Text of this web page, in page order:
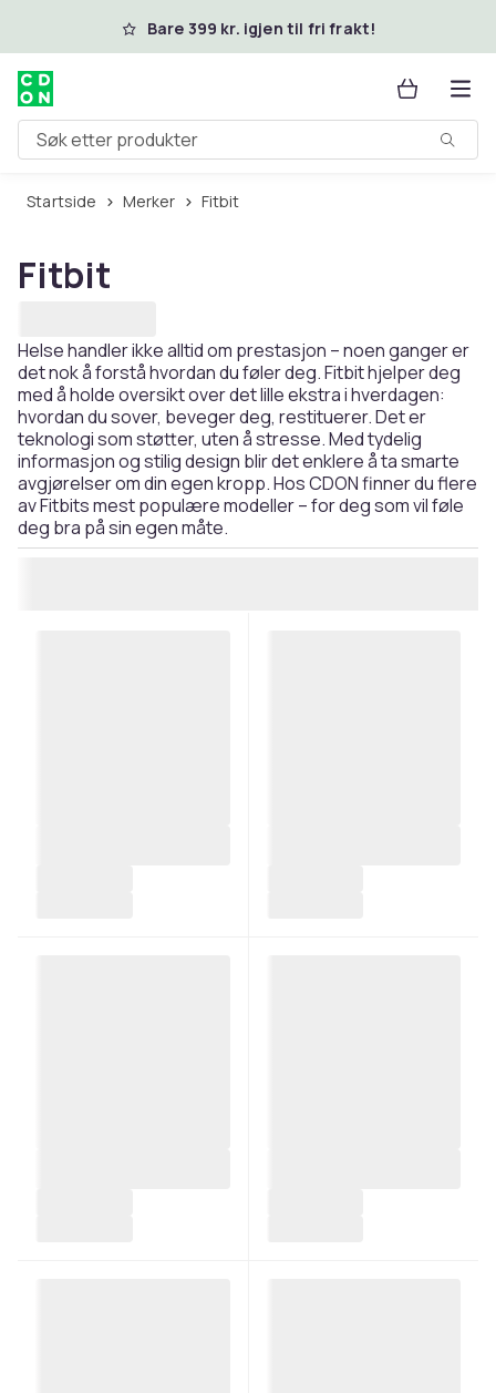
Hopp til hovedinnholdBare 399 kr. igjen til fri frakt!
Søk etter produkter
Startside Merker Fitbit
Fitbit
Helse handler ikke alltid om prestasjon – noen ganger er
det nok å forstå hvordan du føler deg. Fitbit hjelper deg
med å holde oversikt over det lille ekstra i hverdagen:
hvordan du sover, beveger deg, restituerer. Det er
teknologi som støtter, uten å stresse. Med tydelig
informasjon og stilig design blir det enklere å ta smarte
avgjørelser om din egen kropp. Hos CDON finner du flere
av Fitbits mest populære modeller – for deg som vil føle
deg bra på sin egen måte.